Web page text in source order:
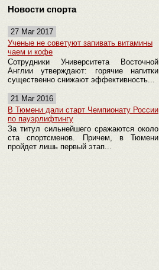
Новости спорта
27 Mar 2017
Ученые не советуют запивать витамины
чаем и кофе
Сотрудники Университета Восточной
Англии утверждают: горячие напитки
существенно снижают эффективность...
21 Mar 2016
В Тюмени дали старт Чемпионату России
по пауэрлифтингу
За титул сильнейшего сражаются около
ста спортсменов. Причем, в Тюмени
пройдет лишь первый этап...